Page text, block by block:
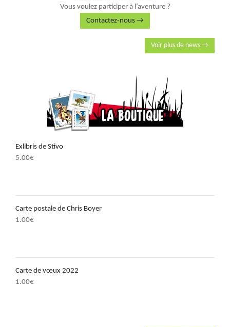
Vous voulez participer à l’aventure ?
Contactez-nous →
Voir plus de news →
Exlibris de Stivo
5.00€
Carte postale de Chris Boyer
1.00€
Carte de vœux 2022
1.00€